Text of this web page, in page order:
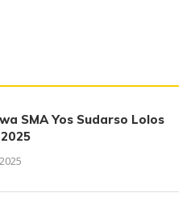
SMA Yos Sudarso Lolos